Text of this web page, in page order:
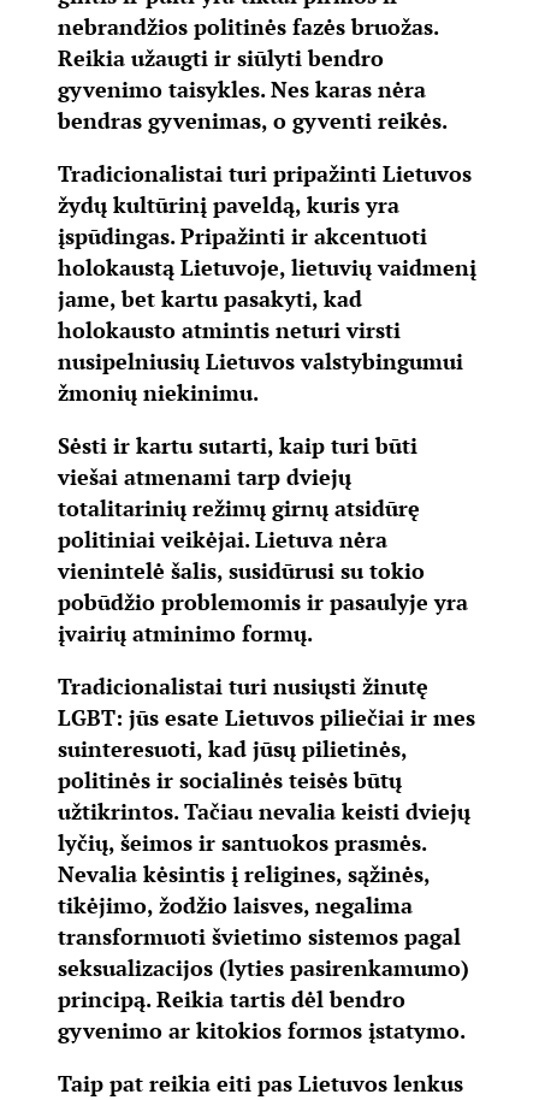
nebrandžios politinės fazės bruožas.
Reikia užaugti ir siūlyti bendro
gyvenimo taisykles. Nes karas nėra
bendras gyvenimas, o gyventi reikės.
Tradicionalistai turi pripažinti Lietuvos
žydų kultūrinį paveldą, kuris yra
įspūdingas. Pripažinti ir akcentuoti
holokaustą Lietuvoje, lietuvių vaidmenį
jame, bet kartu pasakyti, kad
holokausto atmintis neturi virsti
nusipelniusių Lietuvos valstybingumui
žmonių niekinimu.
Sėsti ir kartu sutarti, kaip turi būti
viešai atmenami tarp dviejų
totalitarinių režimų girnų atsidūrę
politiniai veikėjai. Lietuva nėra
vienintelė šalis, susidūrusi su tokio
pobūdžio problemomis ir pasaulyje yra
įvairių atminimo formų.
Tradicionalistai turi nusiųsti žinutę
LGBT: jūs esate Lietuvos piliečiai ir mes
suinteresuoti, kad jūsų pilietinės,
politinės ir socialinės teisės būtų
užtikrintos. Tačiau nevalia keisti dviejų
lyčių, šeimos ir santuokos prasmės.
Nevalia kėsintis į religines, sąžinės,
tikėjimo, žodžio laisves, negalima
transformuoti švietimo sistemos pagal
seksualizacijos (lyties pasirenkamumo)
principą. Reikia tartis dėl bendro
gyvenimo ar kitokios formos įstatymo.
Taip pat reikia eiti pas Lietuvos lenkus